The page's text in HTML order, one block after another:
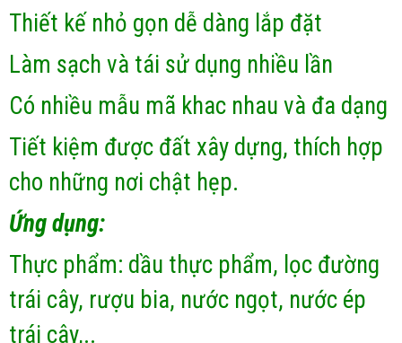
Thiết kế nhỏ gọn dễ dàng lắp đặt
Làm sạch và tái sử dụng nhiều lần
Có nhiều mẫu mã khac nhau và đa dạng
Tiết kiệm được đất xây dựng, thích hợp
cho những nơi chật hẹp.
Ứng dụng:
Thực phẩm: dầu thực phẩm, lọc đường
trái cây, rượu bia, nước ngọt, nước ép
trái cây,..